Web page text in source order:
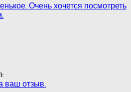
Очень хочется посмотреть
ваш отзыв.